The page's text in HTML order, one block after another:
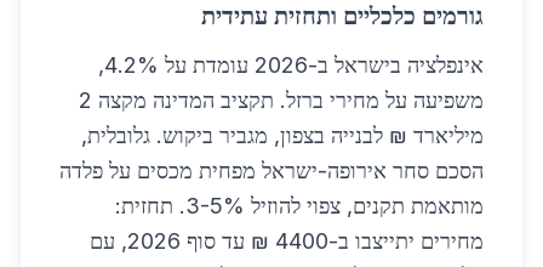
גורמים כלכליים ותחזית עתידית
אינפלציה בישראל ב-2026 עומדת על 4.2%,
משפיעה על מחירי ברזל. תקציב המדינה מקצה 2
מיליארד ₪ לבנייה בצפון, מגביר ביקוש. גלובלית,
הסכם סחר אירופה-ישראל מפחית מכסים על פלדה
מותאמת תקנים, צפוי להוזיל 3-5%. תחזית:
מחירים יתייצבו ב-4400 ₪ עד סוף 2026, עם